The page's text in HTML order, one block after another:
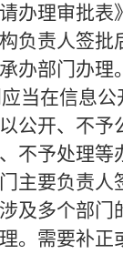
办理审批表
负责人签批
办部门办理。
应当在信息公
公开、不予
不予处理等
主要负责人
及多个部门
。需要补正